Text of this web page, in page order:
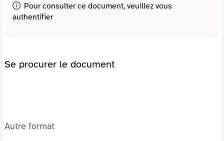
Pour consulter ce document, veuillez vous
authentifier
Se procurer le document
Autre format